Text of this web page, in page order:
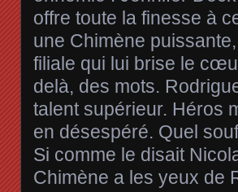
offre toute la finesse à
une Chimène
filiale qui lui brise le
delà, des mots.
talent supérieur. Héros
en désespéré. Quel
Si comme le disait
Chimène a les yeux de